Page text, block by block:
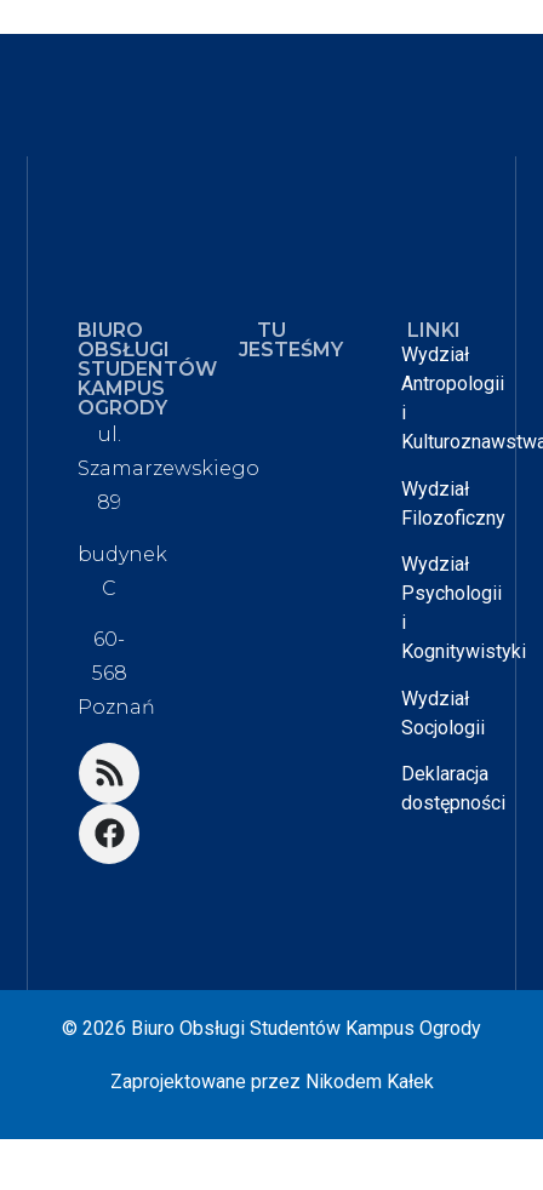
BIURO
OBSŁUGI
STUDENTÓW
KAMPUS
OGRODY
ul.
Szamarzewskiego
89
budynek
C
60-
568
Poznań
TU
JESTEŚMY
LINKI
Wydział
Antropologii
i
Wydział
Filozoficzny
Wydział
Psychologii
i
Kognitywistyki
Wydział
Socjologii
Deklaracja
dostępności
© 2026 Biuro Obsługi Studentów Kampus Ogrody
Zaprojektowane przez Nikodem Kałek